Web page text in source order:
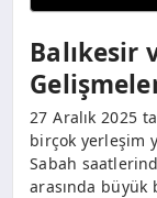
Balıkesir
27 Aralık 2025
birçok yerleşim
Sabah
arasında